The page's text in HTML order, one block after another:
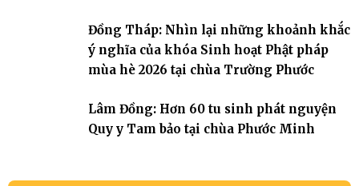
Đồng Tháp: Nhìn lại những khoảnh khắc
ý nghĩa của khóa Sinh hoạt Phật pháp
mùa hè 2026 tại chùa Trường Phước
Lâm Đồng: Hơn 60 tu sinh phát nguyện
Quy y Tam bảo tại chùa Phước Minh